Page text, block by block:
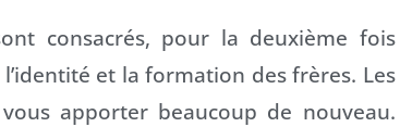
consacrés, pour la deuxième fois
et la formation des frères. Les
apporter beaucoup de nouveau.